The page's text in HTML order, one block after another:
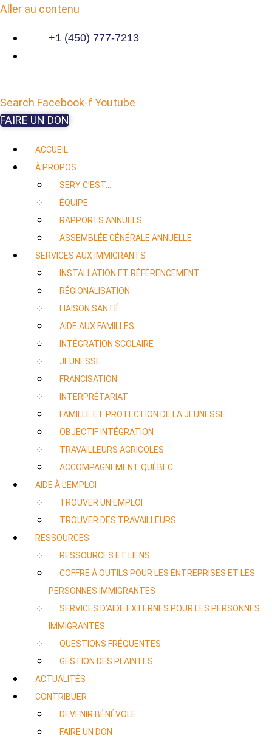
Aller au contenu
+1 (450) 777-7213
Search Facebook-fYoutube
FAIRE UN DON
ACCUEIL
À PROPOS
SERY C’EST…
ÉQUIPE
RAPPORTS ANNUELS
ASSEMBLÉE GÉNÉRALE ANNUELLE
SERVICES AUX IMMIGRANTS
INSTALLATION ET RÉFÉRENCEMENT
RÉGIONALISATION
LIAISON SANTÉ
AIDE AUX FAMILLES
INTÉGRATION SCOLAIRE
JEUNESSE
FRANCISATION
INTERPRÉTARIAT
FAMILLE ET PROTECTION DE LA JEUNESSE
OBJECTIF INTÉGRATION
TRAVAILLEURS AGRICOLES
ACCOMPAGNEMENT QUÉBEC
AIDE À L’EMPLOI
TROUVER UN EMPLOI
TROUVER DES TRAVAILLEURS
RESSOURCES
RESSOURCES ET LIENS
COFFRE À OUTILS POUR LES ENTREPRISES ET LES
PERSONNES IMMIGRANTES
SERVICES D’AIDE EXTERNES POUR LES PERSONNES
IMMIGRANTES
QUESTIONS FRÉQUENTES
GESTION DES PLAINTES
ACTUALITÉS
CONTRIBUER
DEVENIR BÉNÉVOLE
FAIRE UN DON